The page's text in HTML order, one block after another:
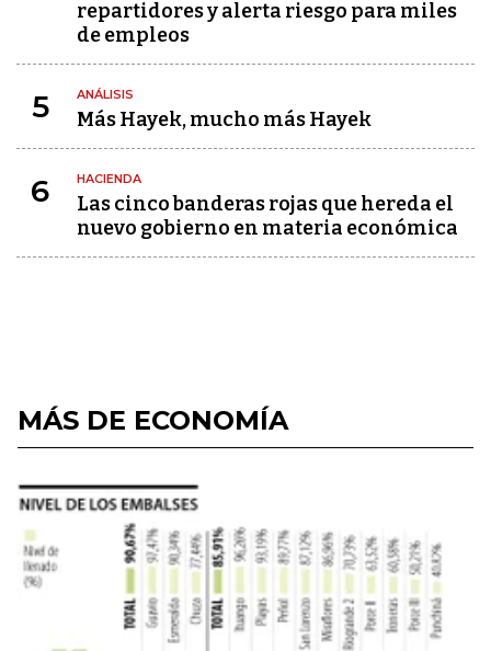
repartidores y alerta riesgo para miles
de empleos
5 ANÁLISIS
Más Hayek, mucho más Hayek
6 HACIENDA
Las cinco banderas rojas que hereda el
nuevo gobierno en materia económica
MÁS DE ECONOMÍA